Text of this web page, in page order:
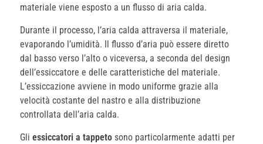
materiale viene esposto a un flusso di aria calda.
Durante il processo, l’aria calda attraversa il materiale,
evaporando l’umidità. Il flusso d’aria può essere diretto
dal basso verso l’alto o viceversa, a seconda del design
dell’essiccatore e delle caratteristiche del materiale.
L’essiccazione avviene in modo uniforme grazie alla
velocità costante del nastro e alla distribuzione
controllata dell’aria calda.
Gliessiccatori a tappeto sono particolarmente adatti per